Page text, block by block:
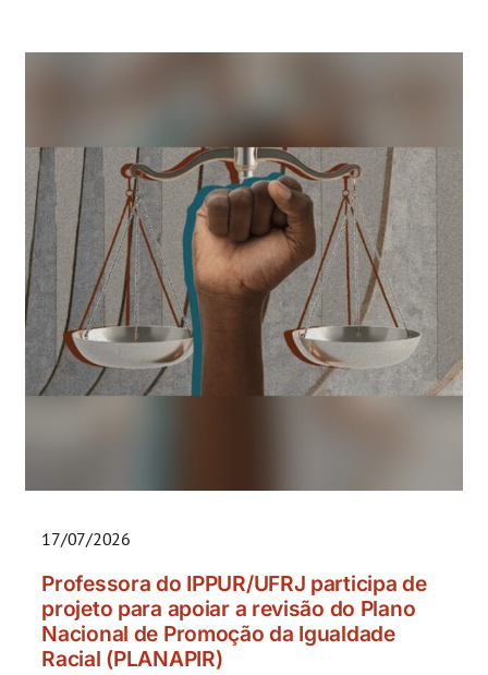
17/07/2026
Professora do IPPUR/UFRJ participa de
projeto para apoiar a revisão do Plano
Nacional de Promoção da Igualdade
Racial (PLANAPIR)